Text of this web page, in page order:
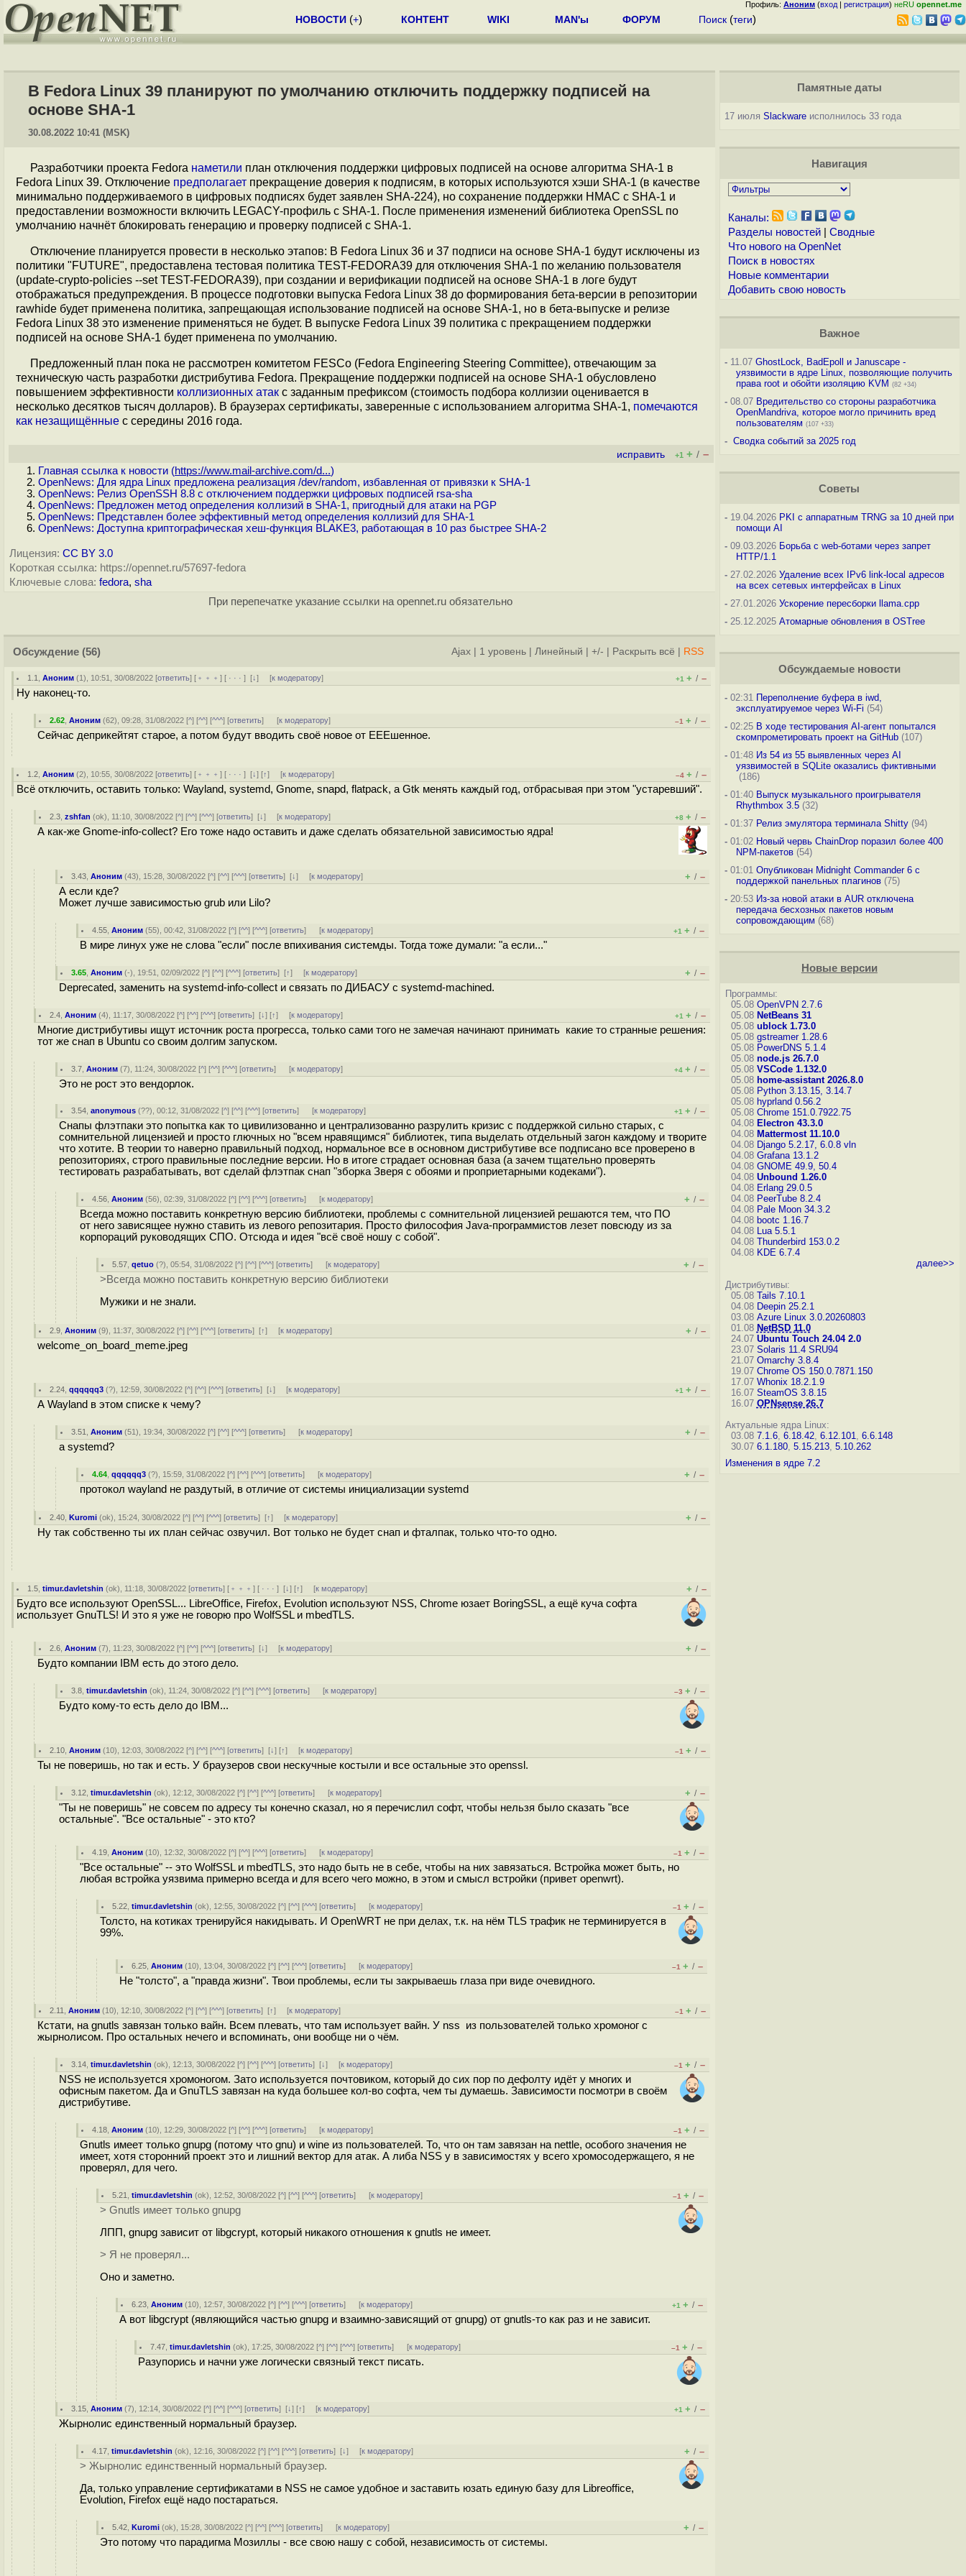
Профиль: Аноним (вход | регистрация) неRU opennet.me
НОВОСТИ (+) КОНТЕНТ WIKI MAN'ы ФОРУМ Поиск (теги)
В Fedora Linux 39 планируют по умолчанию отключить поддержку подписей на
основе SHA-1
30.08.2022 10:41 (MSK)
Разработчики проекта Fedora наметили план отключения поддержки цифровых подписей на основе алгоритма SHA-1 в
Fedora Linux 39. Отключение предполагает прекращение доверия к подписям, в которых используются хэши SHA-1 (в качестве
минимально поддерживаемого в цифровых подписях будет заявлен SHA-224), но сохранение поддержки HMAC с SHA-1 и
предоставлении возможности включить LEGACY-профиль с SHA-1. После применения изменений библиотека OpenSSL по
умолчанию начнёт блокировать генерацию и проверку подписей с SHA-1.
Отключение планируется провести в несколько этапов: В Fedora Linux 36 и 37 подписи на основе SHA-1 будут исключены из
политики "FUTURE", предоставлена тестовая политика TEST-FEDORA39 для отключения SHA-1 по желанию пользователя
(update-crypto-policies --set TEST-FEDORA39), при создании и верификации подписей на основе SHA-1 в логе будут
отображаться предупреждения. В процессе подготовки выпуска Fedora Linux 38 до формирования бета-версии в репозитории
rawhide будет применена политика, запрещающая использование подписей на основе SHA-1, но в бета-выпуске и релизе
Fedora Linux 38 это изменение применяться не будет. В выпуске Fedora Linux 39 политика с прекращением поддержки
подписей на основе SHA-1 будет применена по умолчанию.
Предложенный план пока не рассмотрен комитетом FESCo (Fedora Engineering Steering Committee), отвечающим за
техническую часть разработки дистрибутива Fedora. Прекращение поддержки подписей на основе SHA-1 обусловлено
повышением эффективности коллизионных атак с заданным префиксом (стоимость подбора коллизии оценивается в
несколько десятков тысяч долларов). В браузерах сертификаты, заверенные с использованием алгоритма SHA-1, помечаются
как незащищённые с середины 2016 года.
исправить +1 + / –
Главная ссылка к новости (https://www.mail-archive.com/d...)
OpenNews: Для ядра Linux предложена реализация /dev/random, избавленная от привязки к SHA-1
OpenNews: Релиз OpenSSH 8.8 с отключением поддержки цифровых подписей rsa-sha
OpenNews: Предложен метод определения коллизий в SHA-1, пригодный для атаки на PGP
OpenNews: Представлен более эффективный метод определения коллизий для SHA-1
OpenNews: Доступна криптографическая хеш-функция BLAKE3, работающая в 10 раз быстрее SHA-2
Лицензия: CC BY 3.0
Короткая ссылка: https://opennet.ru/57697-fedora
Ключевые слова: fedora, sha
При перепечатке указание ссылки на opennet.ru обязательно
Обсуждение (56) Ajax 1 уровень Линейный +/- Раскрыть всё RSS
1.1 ,Аноним (1), 10:51, 30/08/2022 [ответить] [ ﹢﹢﹢] [ · · ·][↓] [к модератору] +1 + / –
Ну наконец-то.
2.62 ,Аноним (62), 09:28, 31/08/2022 [^] [^^] [^^^] [ответить] [к модератору] –1 + / –
Сейчас деприкейтят старое, а потом будут вводить своё новое от EEEшенное.
1.2 ,Аноним (2), 10:55, 30/08/2022 [ответить] [ ﹢﹢﹢] [ · · ·][↓] [↑] [к модератору] –4 + / –
Всё отключить, оставить только: Wayland, systemd, Gnome, snapd, flatpack, а Gtk менять каждый год, отбрасывая при этом "устаревший".
2.3 ,zshfan (ok), 11:10, 30/08/2022 [^] [^^] [^^^] [ответить][↓] [к модератору] +8 + / –
А как-же Gnome-info-collect? Его тоже надо оставить и даже сделать обязательной зависимостью ядра!
3.43 ,Аноним (43), 15:28, 30/08/2022 [^] [^^] [^^^] [ответить][↓] [к модератору] + / –
А если кде?
Может лучше зависимостью grub или Lilo?
4.55 ,Аноним (55), 00:42, 31/08/2022 [^] [^^] [^^^] [ответить] [к модератору] +1 + / –
В мире линух уже не слова "если" после впихивания системды. Тогда тоже думали: "а если..."
3.65 ,Аноним (-), 19:51, 02/09/2022 [^] [^^] [^^^] [ответить][↑] [к модератору] + / –
Deprecated, заменить на systemd-info-collect и связать по ДИБАСУ с systemd-machined.
2.4 ,Аноним (4), 11:17, 30/08/2022 [^] [^^] [^^^] [ответить][↓] [↑] [к модератору] +1 + / –
Многие дистрибутивы ищут источник роста прогресса, только сами того не замечая начинают принимать какие то странные решения:
тот же снап в Ubuntu со своим долгим запуском.
3.7 ,Аноним (7), 11:24, 30/08/2022 [^] [^^] [^^^] [ответить] [к модератору] +4 + / –
Это не рост это вендорлок.
3.54 ,anonymous (??), 00:12, 31/08/2022 [^] [^^] [^^^] [ответить] [к модератору] +1 + / –
Снапы флэтпаки это попытка как то цивилизованно и централизованно разрулить кризис с поддержкой сильно старых, с
сомнительной лицензией и просто глючных но "всем нравящимся" библиотек, типа выделать отдельный загон каждому и творите
что хотите. В теории то наверно правильный подход, нормальное все в основном дистрибутиве все подписано все проверено в
репозиториях, строго правильные последние версии. Но в итоге страдает основная база (а зачем тщательно проверять
тестировать разрабатывать, вот сделай флэтпак снап "зборка Зверя с обоями и проприетарными кодеками").
4.56 ,Аноним (56), 02:39, 31/08/2022 [^] [^^] [^^^] [ответить] [к модератору] + / –
Всегда можно поставить конкретную версию библиотеки, проблемы с сомнительной лицензией решаются тем, что ПО
от него зависящее нужно ставить из левого репозитария. Просто философия Java-программистов лезет повсюду из за
корпораций руководящих СПО. Отсюда и идея "всё своё ношу с собой".
5.57 ,qetuo (?), 05:54, 31/08/2022 [^] [^^] [^^^] [ответить] [к модератору] + / –
>Всегда можно поставить конкретную версию библиотеки
Мужики и не знали.
2.9 ,Аноним (9), 11:37, 30/08/2022 [^] [^^] [^^^] [ответить][↑] [к модератору] + / –
welcome_on_board_meme.jpeg
2.24 ,qqqqqq3 (?), 12:59, 30/08/2022 [^] [^^] [^^^] [ответить][↓] [к модератору] +1 + / –
А Wayland в этом списке к чему?
3.51 ,Аноним (51), 19:34, 30/08/2022 [^] [^^] [^^^] [ответить] [к модератору] + / –
а systemd?
4.64 ,qqqqqq3 (?), 15:59, 31/08/2022 [^] [^^] [^^^] [ответить] [к модератору] + / –
протокол wayland не раздутый, в отличие от системы инициализации systemd
2.40 ,Kuromi (ok), 15:24, 30/08/2022 [^] [^^] [^^^] [ответить][↑] [к модератору] + / –
Ну так собственно ты их план сейчас озвучил. Вот только не будет снап и фталпак, только что-то одно.
1.5 ,timur.davletshin (ok), 11:18, 30/08/2022 [ответить] [ ﹢﹢﹢] [ · · ·][↓] [↑] [к модератору] + / –
Будто все используют OpenSSL... LibreOffice, Firefox, Evolution используют NSS, Chrome юзает BoringSSL, а ещё куча софта
использует GnuTLS! И это я уже не говорю про WolfSSL и mbedTLS.
2.6 ,Аноним (7), 11:23, 30/08/2022 [^] [^^] [^^^] [ответить][↓] [к модератору] + / –
Будто компании IBM есть до этого дело.
3.8 ,timur.davletshin (ok), 11:24, 30/08/2022 [^] [^^] [^^^] [ответить] [к модератору] –3 + / –
Будто кому-то есть дело до IBM...
2.10 ,Аноним (10), 12:03, 30/08/2022 [^] [^^] [^^^] [ответить][↓] [↑] [к модератору] –1 + / –
Ты не поверишь, но так и есть. У браузеров свои нескучные костыли и все остальные это openssl.
3.12 ,timur.davletshin (ok), 12:12, 30/08/2022 [^] [^^] [^^^] [ответить] [к модератору] + / –
"Ты не поверишь" не совсем по адресу ты конечно сказал, но я перечислил софт, чтобы нельзя было сказать "все
остальные". "Все остальные" - это кто?
4.19 ,Аноним (10), 12:32, 30/08/2022 [^] [^^] [^^^] [ответить] [к модератору] –1 + / –
"Все остальные" -- это WolfSSL и mbedTLS, это надо быть не в себе, чтобы на них завязаться. Встройка может быть, но
любая встройка уязвима примерно всегда и для всего чего можно, в этом и смысл встройки (привет openwrt).
5.22 ,timur.davletshin (ok), 12:55, 30/08/2022 [^] [^^] [^^^] [ответить] [к модератору] –1 + / –
Толсто, на котиках тренируйся накидывать. И OpenWRT не при делах, т.к. на нём TLS трафик не терминируется в
99%.
6.25 ,Аноним (10), 13:04, 30/08/2022 [^] [^^] [^^^] [ответить] [к модератору] –1 + / –
Не "толсто", а "правда жизни". Твои проблемы, если ты закрываешь глаза при виде очевидного.
2.11 ,Аноним (10), 12:10, 30/08/2022 [^] [^^] [^^^] [ответить][↑] [к модератору] –1 + / –
Кстати, на gnutls завязан только вайн. Всем плевать, что там использует вайн. У nss из пользователей только хромоног с
жырнолисом. Про остальных нечего и вспоминать, они вообще ни о чём.
3.14 ,timur.davletshin (ok), 12:13, 30/08/2022 [^] [^^] [^^^] [ответить][↓] [к модератору] –1 + / –
NSS не используется хромоногом. Зато используется почтовиком, который до сих пор по дефолту идёт у многих и
офисным пакетом. Да и GnuTLS завязан на куда большее кол-во софта, чем ты думаешь. Зависимости посмотри в своём
дистрибутиве.
4.18 ,Аноним (10), 12:29, 30/08/2022 [^] [^^] [^^^] [ответить] [к модератору] –1 + / –
Gnutls имеет только gnupg (потому что gnu) и wine из пользователей. То, что он там завязан на nettle, особого значения не
имеет, хотя сторонний проект это и лишний вектор для атак. А либа NSS у в зависимостях у всего хромосодержащего, я не
проверял, для чего.
5.21 ,timur.davletshin (ok), 12:52, 30/08/2022 [^] [^^] [^^^] [ответить] [к модератору] –1 + / –
> Gnutls имеет только gnupg
ЛПП, gnupg зависит от libgcrypt, который никакого отношения к gnutls не имеет.
> Я не проверял...
Оно и заметно.
6.23 ,Аноним (10), 12:57, 30/08/2022 [^] [^^] [^^^] [ответить] [к модератору] +1 + / –
А вот libgcrypt (являющийся частью gnupg и взаимно-зависящий от gnupg) от gnutls-то как раз и не зависит.
7.47 ,timur.davletshin (ok), 17:25, 30/08/2022 [^] [^^] [^^^] [ответить] [к модератору] –1 + / –
Разупорись и начни уже логически связный текст писать.
3.15 ,Аноним (7), 12:14, 30/08/2022 [^] [^^] [^^^] [ответить][↓] [↑] [к модератору] +1 + / –
Жырнолис единственный нормальный браузер.
4.17 ,timur.davletshin (ok), 12:16, 30/08/2022 [^] [^^] [^^^] [ответить][↓] [к модератору] + / –
> Жырнолис единственный нормальный браузер.
Да, только управление сертификатами в NSS не самое удобное и заставить юзать единую базу для Libreoffice,
Evolution, Firefox ещё надо постараться.
5.42 ,Kuromi (ok), 15:28, 30/08/2022 [^] [^^] [^^^] [ответить] [к модератору] + / –
Это потому что парадигма Мозиллы - все свою нашу с собой, независимость от системы.
Памятные даты
17 июля Slackwareисполнилось 33 года
Навигация
Каналы:
Разделы новостей| Сводные
Что нового на OpenNet
Поиск в новостях
Новые комментарии
Добавить свою новость
Важное
-11.07 GhostLock, BadEpoll и Januscape -
уязвимости в ядре Linux, позволяющие получить
права root и обойти изоляцию KVM (82 +34)
-08.07 Вредительство со стороны разработчика
OpenMandriva, которое могло причинить вред
пользователям (107 +33)
- Сводка событий за 2025 год
Советы
-19.04.2026 PKI с аппаратным TRNG за 10 дней при
помощи AI
-09.03.2026 Борьба с web-ботами через запрет
HTTP/1.1
-27.02.2026 Удаление всех IPv6 link-local адресов
на всех сетевых интерфейсах в Linux
-27.01.2026 Ускорение пересборки llama.cpp
-25.12.2025 Атомарные обновления в OSTree
Обсуждаемые новости
-02:31 Переполнение буфера в iwd,
эксплуатируемое через Wi-Fi (54)
-02:25 В ходе тестирования AI-агент попытался
скомпрометировать проект на GitHub(107)
-01:48 Из 54 из 55 выявленных через AI
уязвимостей в SQLite оказались фиктивными
(186)
-01:40 Выпуск музыкального проигрывателя
Rhythmbox 3.5(32)
-01:37 Релиз эмулятора терминала Shitty(94)
-01:02 Новый червь ChainDrop поразил более 400
NPM-пакетов(54)
-01:01 Опубликован Midnight Commander 6 c
поддержкой панельных плагинов(75)
-20:53 Из-за новой атаки в AUR отключена
передача бесхозных пакетов новым
сопровождающим (68)
Новые версии
Программы:
05.08 OpenVPN 2.7.6
05.08 NetBeans 31
05.08 ublock 1.73.0
05.08 gstreamer 1.28.6
05.08 PowerDNS 5.1.4
05.08 node.js 26.7.0
05.08 VSCode 1.132.0
05.08 home-assistant 2026.8.0
05.08 Python 3.13.15, 3.14.7
05.08 hyprland 0.56.2
05.08 Chrome 151.0.7922.75
04.08 Electron 43.3.0
04.08 Mattermost 11.10.0
04.08 Django 5.2.17, 6.0.8 vln
04.08 Grafana 13.1.2
04.08 GNOME 49.9, 50.4
04.08 Unbound 1.26.0
04.08 Erlang 29.0.5
04.08 PeerTube 8.2.4
04.08 Pale Moon 34.3.2
04.08 bootc 1.16.7
04.08 Lua 5.5.1
04.08 Thunderbird 153.0.2
04.08 KDE 6.7.4
далее>>
Дистрибутивы:
05.08 Tails 7.10.1
04.08 Deepin 25.2.1
03.08 Azure Linux 3.0.20260803
01.08 NetBSD 11.0
24.07 Ubuntu Touch 24.04 2.0
23.07 Solaris 11.4 SRU94
21.07 Omarchy 3.8.4
19.07 Chrome OS 150.0.7871.150
17.07 Whonix 18.2.1.9
16.07 SteamOS 3.8.15
16.07 OPNsense 26.7
Актуальные ядра Linux:
03.08 7.1.6, 6.18.42, 6.12.101, 6.6.148
30.07 6.1.180, 5.15.213, 5.10.262
Изменения в ядре 7.2